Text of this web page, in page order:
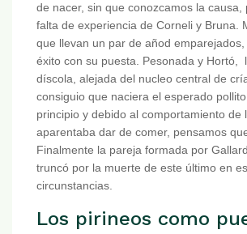
de nacer, sin que conozcamos la causa,
falta de experiencia de Corneli y Bruna.
que llevan un par de añod
éxito con su puesta. Pesonada y Hortó,
díscola, alejada del nucleo central de
consiguio que naciera el esperado
principio y debido al comportamiento de
aparentaba dar de comer, pensamos
Finalmente la pareja formada por
truncó por la muerte de este último en
circunstancias.
Los pirineos como